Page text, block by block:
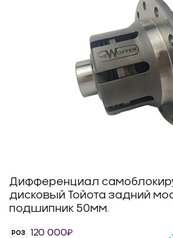
Дифференциал
дисковый Тойота задний
подшипник 50мм.
РОЗ 120 000